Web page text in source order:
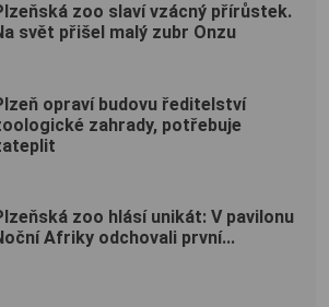
zoo slaví vzácný přírůstek.
svět přišel malý zubr Onzu
opraví budovu ředitelství
zahrady, potřebuje
zoo hlásí unikát: V pavilonu
Afriky odchovali první...